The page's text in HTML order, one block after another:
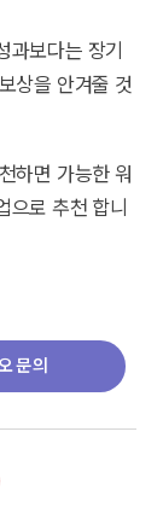
보다는 장기
상을 안겨줄 것
하면 가능한 워
으로 추천 합니
문의